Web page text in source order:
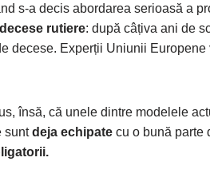
s-a decis abordarea serioasă a
rutiere: după câțiva ani de
decese. Experții Uniunii
însă, că unele dintre modelele
suntdeja echipate cu o bună parte